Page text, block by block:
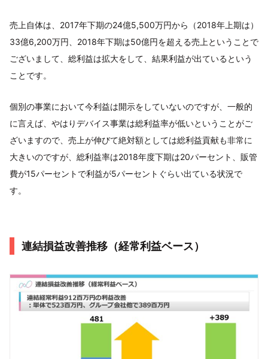
売上自体は、2017年下期の24億5,500万円から（2018年上期は）
33億6,200万円、2018年下期は50億円を超える売上ということで
ございまして、総利益は拡大をして、結果利益が出ているという
ことです。
個別の事業において今利益は開示をしていないのですが、一般的
に言えば、やはりデバイス事業は総利益率が低いということがご
ざいますので、売上が伸びて絶対額としては総利益貢献も非常に
大きいのですが、総利益率は2018年度下期は20パーセント、販管
費が15パーセントで利益が5パーセントぐらい出ている状況で
す。
連結損益改善推移（経常利益ベース）